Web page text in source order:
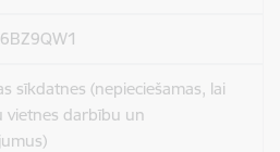
sīkdatnes (nepieciešamas, lai
vietnes darbību un